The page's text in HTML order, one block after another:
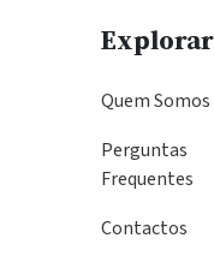
Explorar
Quem Somos
Perguntas
Frequentes
Contactos